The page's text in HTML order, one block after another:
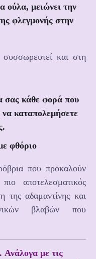
ούλα, μειώνει την
φλεγμονής στην
και στη
σας κάθε φορά που
να καταπολεμήσετε
φθόριο
που προκαλούν
αποτελεσματικός
της αδαμαντίνης και
βλαβών που
με τις